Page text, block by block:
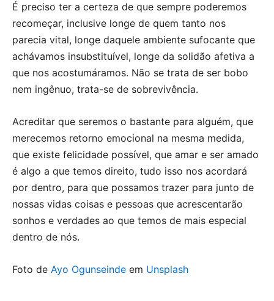
É preciso ter a certeza de que sempre poderemos
recomeçar, inclusive longe de quem tanto nos
parecia vital, longe daquele ambiente sufocante que
achávamos insubstituível, longe da solidão afetiva a
que nos acostumáramos. Não se trata de ser bobo
nem ingênuo, trata-se de sobrevivência.
Acreditar que seremos o bastante para alguém, que
merecemos retorno emocional na mesma medida,
que existe felicidade possível, que amar e ser amado
é algo a que temos direito, tudo isso nos acordará
por dentro, para que possamos trazer para junto de
nossas vidas coisas e pessoas que acrescentarão
sonhos e verdades ao que temos de mais especial
dentro de nós.
Foto de Ayo Ogunseinde em Unsplash